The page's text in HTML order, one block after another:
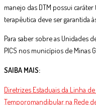
manejo das DTM possui
terapêutica deve ser garantida
Para saber sobre as Unidades
PICS nos municípios de Minas
SAIBA MAIS:
Diretrizes Estaduais da Linha
Temporomandibular na Rede